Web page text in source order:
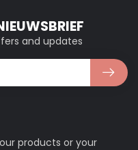
products or your
and updates